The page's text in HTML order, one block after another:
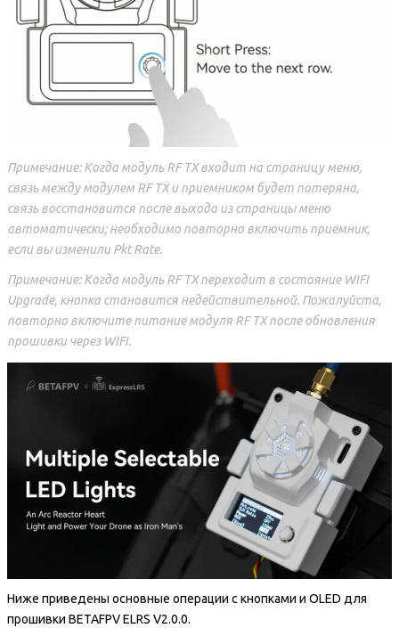
Примечание: Когда модуль RF TX входит на страницу меню,
связь между модулем RF TX и приемником будет потеряна,
связь восстановится после выхода из страницы меню
автоматически; необходимо повторно включить приемник,
если вы изменили Pkt Rate.
Примечание: Когда модуль RF TX переходит в состояние WIFI
Upgrade, кнопка становится недействительной. Пожалуйста,
повторно включите питание модуля RF TX после обновления
прошивки через WIFI.
Ниже приведены основные операции с кнопками и OLED для
прошивки BETAFPV ELRS V2.0.0.